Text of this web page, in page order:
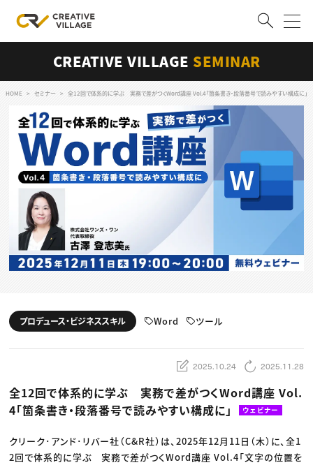
ログイン 会員登録
RECRUIT
クリエイター求人を探す
CREATIVE JOB求人検索
特集求人
採用説明会
転職支援サービス
CONTENTS
スキルアップしたい！
動画配信・映像制作
編集・ライティング
ディレクション
TOP Creator’s コラム トップ
Webクリエイター
ゲームクリエイター
クリエイターインタビュー
C＆R Magazine
セミナー
ニュース・トレンド トップ
Web
映像
ゲーム・エンタメ
広告
出版
CREATIVE VILLAGEからのお知らせ
CREATIVE VILLAGE SEMINAR
HOME セミナー 全12回で体系的に学ぶ 実務で差がつくWord講座 Vol.4「箇条書き・段落番号で読みやすい構成に」
プロデュース・ビジネススキル Word ツール
2025.10.24 2025.11.28
全12回で体系的に学ぶ 実務で差がつくWord講座 Vol.
4「箇条書き・段落番号で読みやすい構成に」
ウェビナー
クリーク･アンド･リバー社（C&R社）は、2025年12月11日（木）に、全1
2回で体系的に学ぶ 実務で差がつくWord講座 Vol.4「文字の位置を